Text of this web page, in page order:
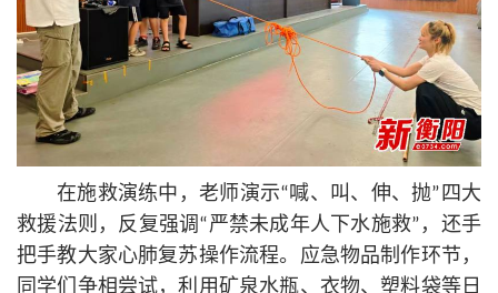
在施救演练中，老师演示“喊、叫、伸、抛”四大
救援法则，反复强调“严禁未成年人下水施救”，还手
把手教大家心肺复苏操作流程。应急物品制作环节，
同学们争相尝试，利用矿泉水瓶、衣物、塑料袋等日